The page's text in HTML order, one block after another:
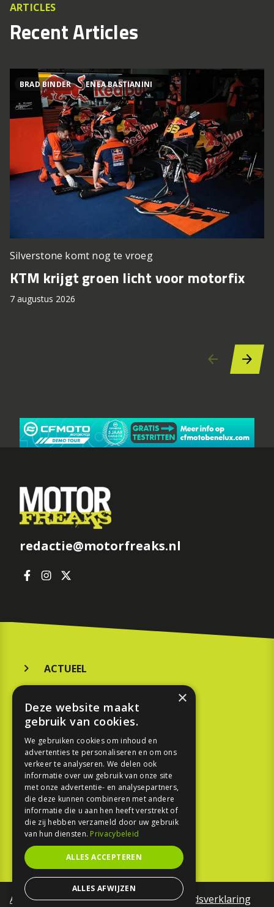
ARTICLES
Recent Articles
BRAD BINDER ENEA BASTIANINI
Silverstone komt nog te vroeg
KTM krijgt groen licht voor motorfix
7 augustus 2026
redactie@motorfreaks.nl
ACTUEEL
KOOPGIDS
TESTEN
SPORT
REPORTAGE
TOUREN
NIEUWSBRIEF
Algemene voorwaardenToegankelijkheidsverklaring
×
Deze website maakt
gebruik van cookies.
We gebruiken cookies om inhoud en
advertenties te personaliseren en om ons
verkeer te analyseren. We delen ook
informatie over uw gebruik van onze site
met onze advertentie- en analysepartners,
die deze kunnen combineren met andere
informatie die u aan hen heeft verstrekt of
die zij hebben verzameld door uw gebruik
van hun diensten. Privacybeleid
ALLES ACCEPTEREN
ALLES AFWIJZEN